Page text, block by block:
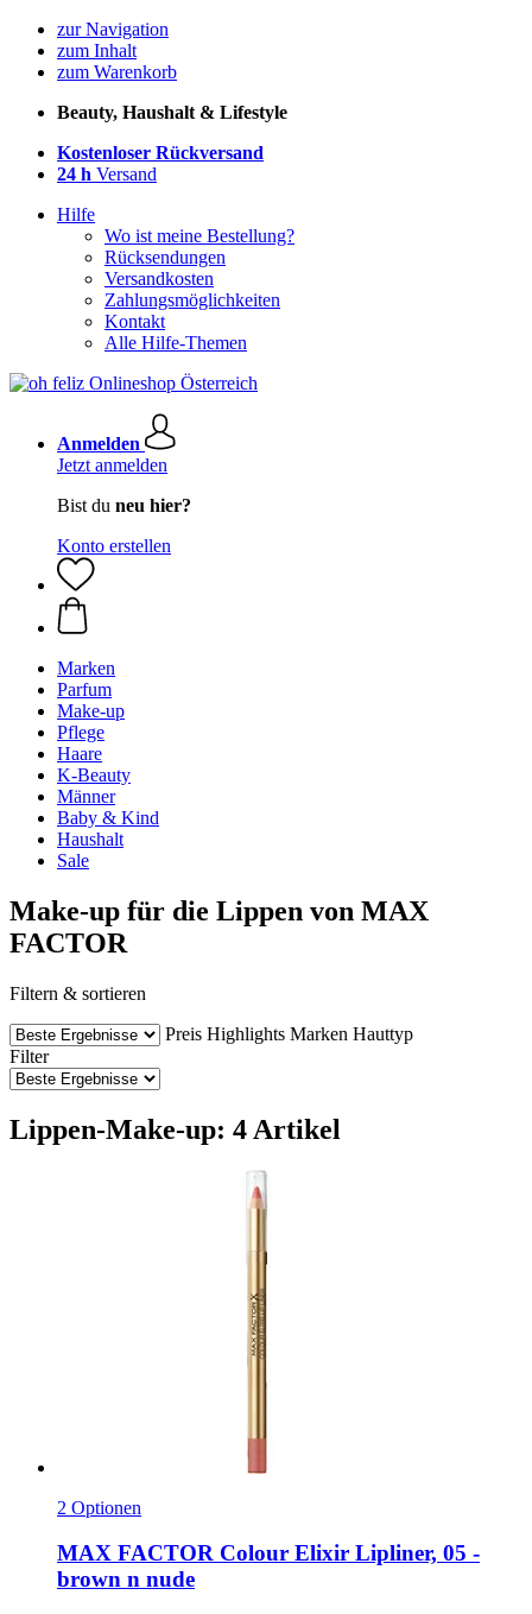
zur Navigation
zum Inhalt
zum Warenkorb
Beauty, Haushalt & Lifestyle
Kostenloser Rückversand
24 h Versand
Hilfe
Wo ist meine Bestellung?
Rücksendungen
Versandkosten
Zahlungsmöglichkeiten
Kontakt
Alle Hilfe-Themen
Anmelden
Jetzt anmelden
Bist du neu hier?
Konto erstellen
Marken
Parfum
Make-up
Pflege
Haare
K-Beauty
Männer
Baby & Kind
Haushalt
Sale
Make-up für die Lippen von MAX
FACTOR
Filtern & sortieren
Preis Highlights Marken Hauttyp
Filter
Lippen-Make-up: 4 Artikel
2 Optionen
MAX FACTOR Colour Elixir Lipliner, 05 -​
brown n nude